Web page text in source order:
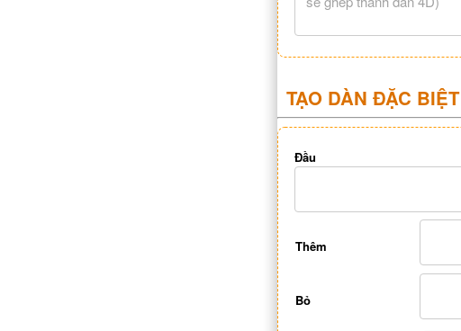
TẠO DÀN ĐẶC BIỆT
Đầu
Thêm
Bỏ